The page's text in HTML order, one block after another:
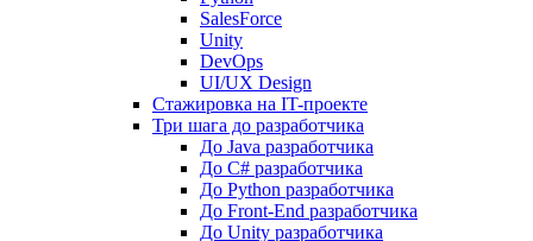
SalesForce
Unity
DevOps
UI/UX Design
Стажировка на IT-проекте
Три шага до разработчика
До Java разработчика
До C# разработчика
До Python разработчика
До Front-End разработчика
До Unity разработчика